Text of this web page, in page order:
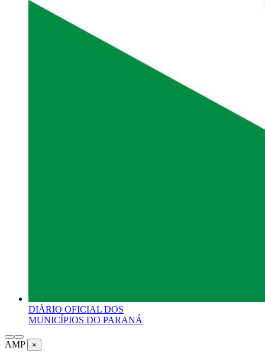
DIÁRIO OFICIAL DOS
MUNICÍPIOS DO PARANÁ
AMP ×